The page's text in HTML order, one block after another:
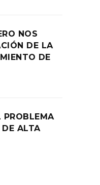
NOS
DE LA
DE
PROBLEMA
DE ALTA